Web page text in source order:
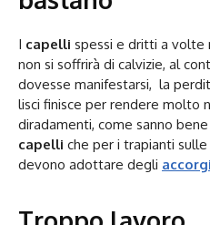
I capelli spessi e dritti a volte
non si soffrirà di calvizie, al
dovesse manifestarsi, la
lisci finisce per rendere molto
diradamenti, come sanno
capelli che per i trapianti
devono adottare degli